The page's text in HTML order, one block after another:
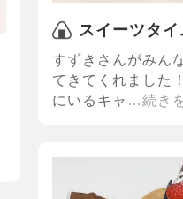
スイーツタ
すずきさんがみん
てきてくれました
にいるキャ …続き